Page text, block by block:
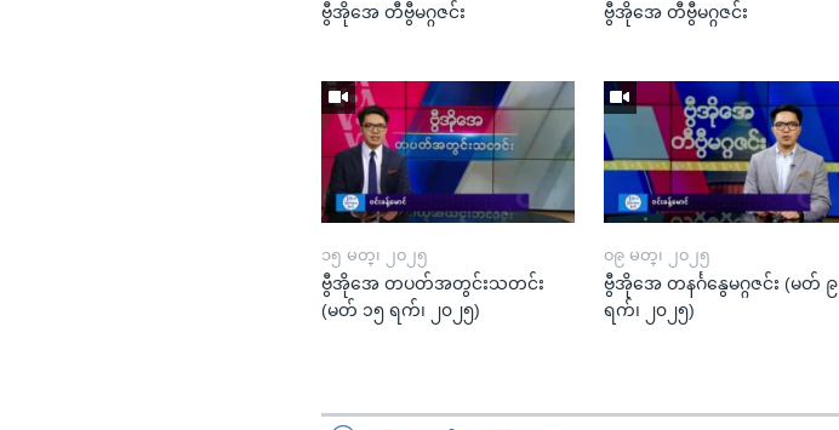
ဗွီအိုအေ တီဗွီမဂ္ဂဇင်း ဗွီအိုအေ တီဗွီမဂ္ဂဇင်း
၁၅ မတ္၊ ၂၀၂၅
ဗွီအိုအေ တပတ်အတွင်းသတင်း
(မတ် ၁၅ ရက်၊ ၂၀၂၅)
၀၉ မတ္၊ ၂၀၂၅
ဗွီအိုအေ တနင်္ဂနွေမဂ္ဂဇင်း (မတ် ၉
ရက်၊ ၂၀၂၅)